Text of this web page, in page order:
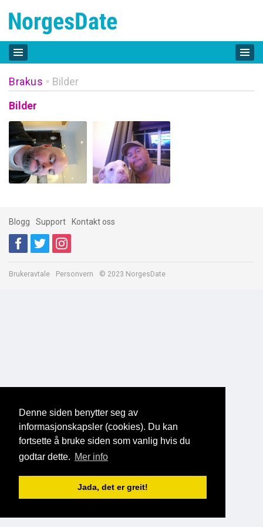
Denne siden benytter seg av
informasjonskapsler (cookies). Du kan
fortsette å bruke siden som vanlig hvis du
godtar dette. Mer info
Jada, det er greit!
Brakus » Bilder
Bilder
Blogg Support Kontakt oss
Brukeravtale Personvern © 2023 NorgesDate